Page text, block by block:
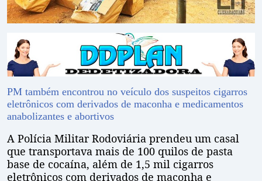
PM também encontrou no veículo dos suspeitos cigarros
eletrônicos com derivados de maconha e medicamentos
anabolizantes e abortivos
A Polícia Militar Rodoviária prendeu um casal
que transportava mais de 100 quilos de pasta
base de cocaína, além de 1,5 mil cigarros
eletrônicos com derivados de maconha e